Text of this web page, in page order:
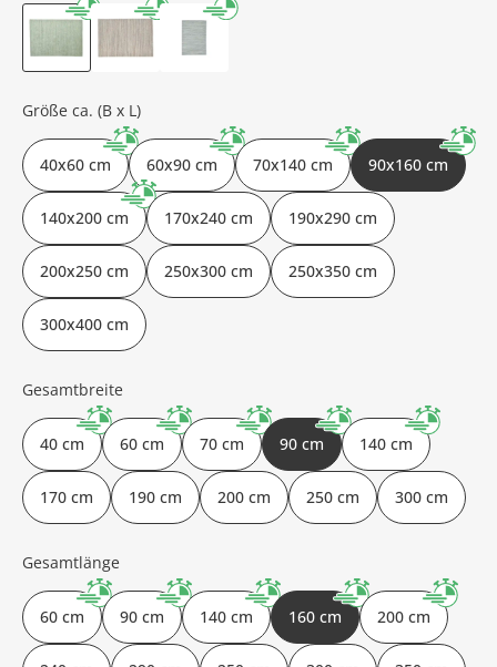
Größe ca. (B x L)
40x60 cm 60x90 cm 70x140 cm 90x160 cm
140x200 cm 170x240 cm 190x290 cm
200x250 cm 250x300 cm 250x350 cm
300x400 cm
Gesamtbreite
40 cm 60 cm 70 cm 90 cm 140 cm
170 cm 190 cm 200 cm 250 cm 300 cm
Gesamtlänge
60 cm 90 cm 140 cm 160 cm 200 cm